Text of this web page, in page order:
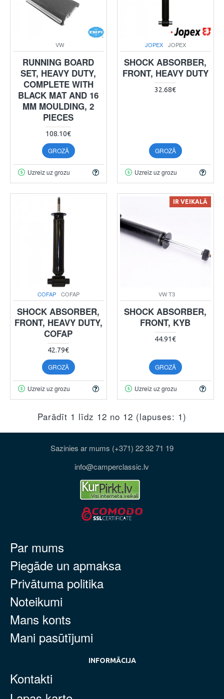
VW
RUNNING BOARD
SET, HEAVY DUTY,
COMPLETE WITH
BLACK MAT AND 16
MM MOULDING, 2
PIECES
108.10€
GROZĀ
Uzreiz uz grozu
JOPEX JOPEX
SHOCK ABSORBER,
FRONT, HEAVY DUTY
32.68€
GROZĀ
Uzreiz uz grozu
COFAP COFAP
SHOCK ABSORBER,
FRONT, HEAVY DUTY,
COFAP
42.79€
GROZĀ
Uzreiz uz grozu
IR VEIKALĀ
VW T3
SHOCK ABSORBER,
FRONT, KYB
44.91€
GROZĀ
Uzreiz uz grozu
Parādīt 1 līdz 12 no 12 (lapuses: 1)
Sazinies ar mums (+371) 22 32 71 19
info@camperclassic.lv
Par mums
Piegāde un apmaksa
Privātuma politika
Noteikumi
Mans konts
Mani pasūtījumi
INFORMĀCIJA
Kontakti